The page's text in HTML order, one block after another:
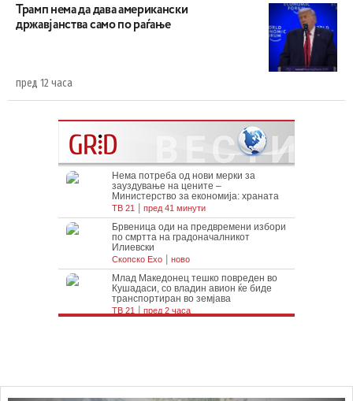
Трамп нема да дава американски
државјанства само по раѓање
пред 12 часа